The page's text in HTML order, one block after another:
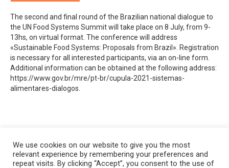
The second and final round of the Brazilian national dialogue to
the UN Food Systems Summit will take place on 8 July, from 9-
13hs, on virtual format. The conference will address
«Sustainable Food Systems: Proposals from Brazil». Registration
is necessary for all interested participants, via an on-line form.
Additional information can be obtained at the following address:
https://www.gov.br/mre/pt-br/cupula-2021-sistemas-
alimentares-dialogos.
We use cookies on our website to give you the most
relevant experience by remembering your preferences and
repeat visits. By clicking “Accept”, you consent to the use of